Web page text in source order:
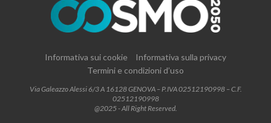
Informativa sui cookie
Informativa sulla privacy
Termini e condizioni d’uso
Via Galeazzo Alessi 6/3 A 16128 GENOVA – P.IVA 02512190998 – C.F.
02512190998
@2025 - All Right Reserved.